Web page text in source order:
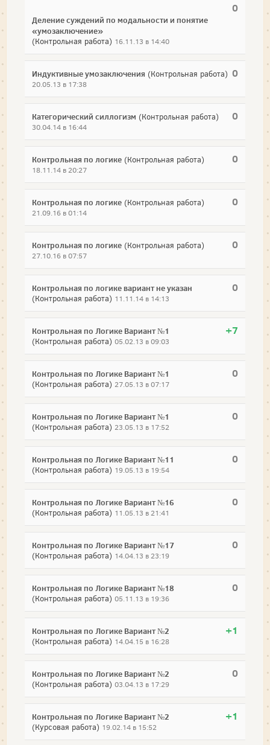
0
Деление суждений по модальности и понятие
«умозаключение»
(Контрольная работа) 16.11.13 в 14:40
0
Индуктивные умозаключения (Контрольная работа)
20.05.13 в 17:38
0
Категорический силлогизм (Контрольная работа)
30.04.14 в 16:44
0
Контрольная по логике (Контрольная работа)
18.11.14 в 20:27
0
Контрольная по логике (Контрольная работа)
21.09.16 в 01:14
0
Контрольная по логике (Контрольная работа)
27.10.16 в 07:57
0
Контрольная по логике вариант не указан
(Контрольная работа) 11.11.14 в 14:13
+7
Контрольная по Логике Вариант №1
(Контрольная работа) 05.02.13 в 09:03
0
Контрольная по Логике Вариант №1
(Контрольная работа) 27.05.13 в 07:17
0
Контрольная по Логике Вариант №1
(Контрольная работа) 23.05.13 в 17:52
0
Контрольная по Логике Вариант №11
(Контрольная работа) 19.05.13 в 19:54
0
Контрольная по Логике Вариант №16
(Контрольная работа) 11.05.13 в 21:41
0
Контрольная по Логике Вариант №17
(Контрольная работа) 14.04.13 в 23:19
0
Контрольная по Логике Вариант №18
(Контрольная работа) 05.11.13 в 19:36
+1
Контрольная по Логике Вариант №2
(Контрольная работа) 14.04.15 в 16:28
0
Контрольная по Логике Вариант №2
(Контрольная работа) 03.04.13 в 17:29
+1
Контрольная по Логике Вариант №2
(Курсовая работа) 19.02.14 в 15:52